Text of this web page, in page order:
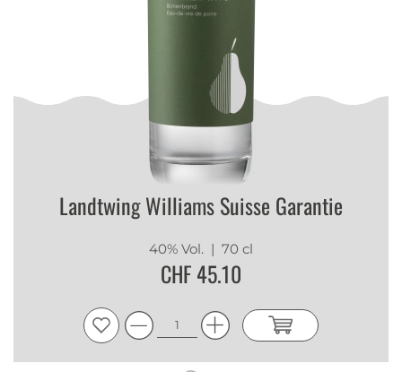
Landtwing Williams Suisse Garantie
40% Vol. | 70 cl
CHF 45.10